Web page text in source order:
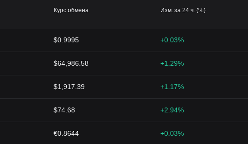
Курс обмена Изм. за 24 ч. (%)
$0.9995 +0.03%
$64,986.58 +1.29%
$1,917.39 +1.17%
$74.68 +2.94%
€0.8644 +0.03%